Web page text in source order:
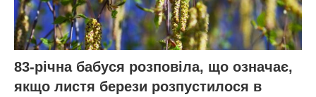
83-річна бабуся розповіла, що означає,
якщо листя берези розпустилося в